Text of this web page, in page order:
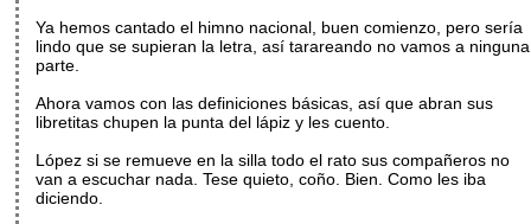
Ya hemos cantado el himno nacional, buen comienzo, pero sería
lindo que se supieran la letra, así tarareando no vamos a ninguna
parte.
Ahora vamos con las definiciones básicas, así que abran sus
libretitas chupen la punta del lápiz y les cuento.
López si se remueve en la silla todo el rato sus compañeros no
van a escuchar nada. Tese quieto, coño. Bien. Como les iba
diciendo.